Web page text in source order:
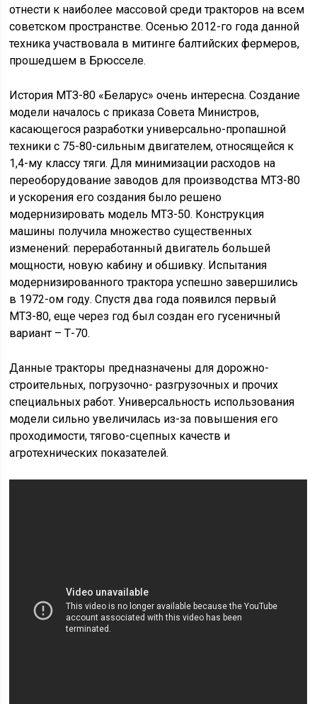
отнести к наиболее массовой среди тракторов на всем
советском пространстве. Осенью 2012-го года данной
техника участвовала в митинге балтийских фермеров,
прошедшем в Брюсселе.
История МТЗ-80 «Беларус» очень интересна. Создание
модели началось с приказа Совета Министров,
касающегося разработки универсально-пропашной
техники с 75-80-сильным двигателем, относящейся к
1,4-му классу тяги. Для минимизации расходов на
переоборудование заводов для производства МТЗ-80
и ускорения его создания было решено
модернизировать модель МТЗ-50. Конструкция
машины получила множество существенных
изменений: переработанный двигатель большей
мощности, новую кабину и обшивку. Испытания
модернизированного трактора успешно завершились
в 1972-ом году. Спустя два года появился первый
МТЗ-80, еще через год был создан его гусеничный
вариант – Т-70.
Данные тракторы предназначены для дорожно-
строительных, погрузочно- разгрузочных и прочих
специальных работ. Универсальность использования
модели сильно увеличилась из-за повышения его
проходимости, тягово-сцепных качеств и
агротехнических показателей.